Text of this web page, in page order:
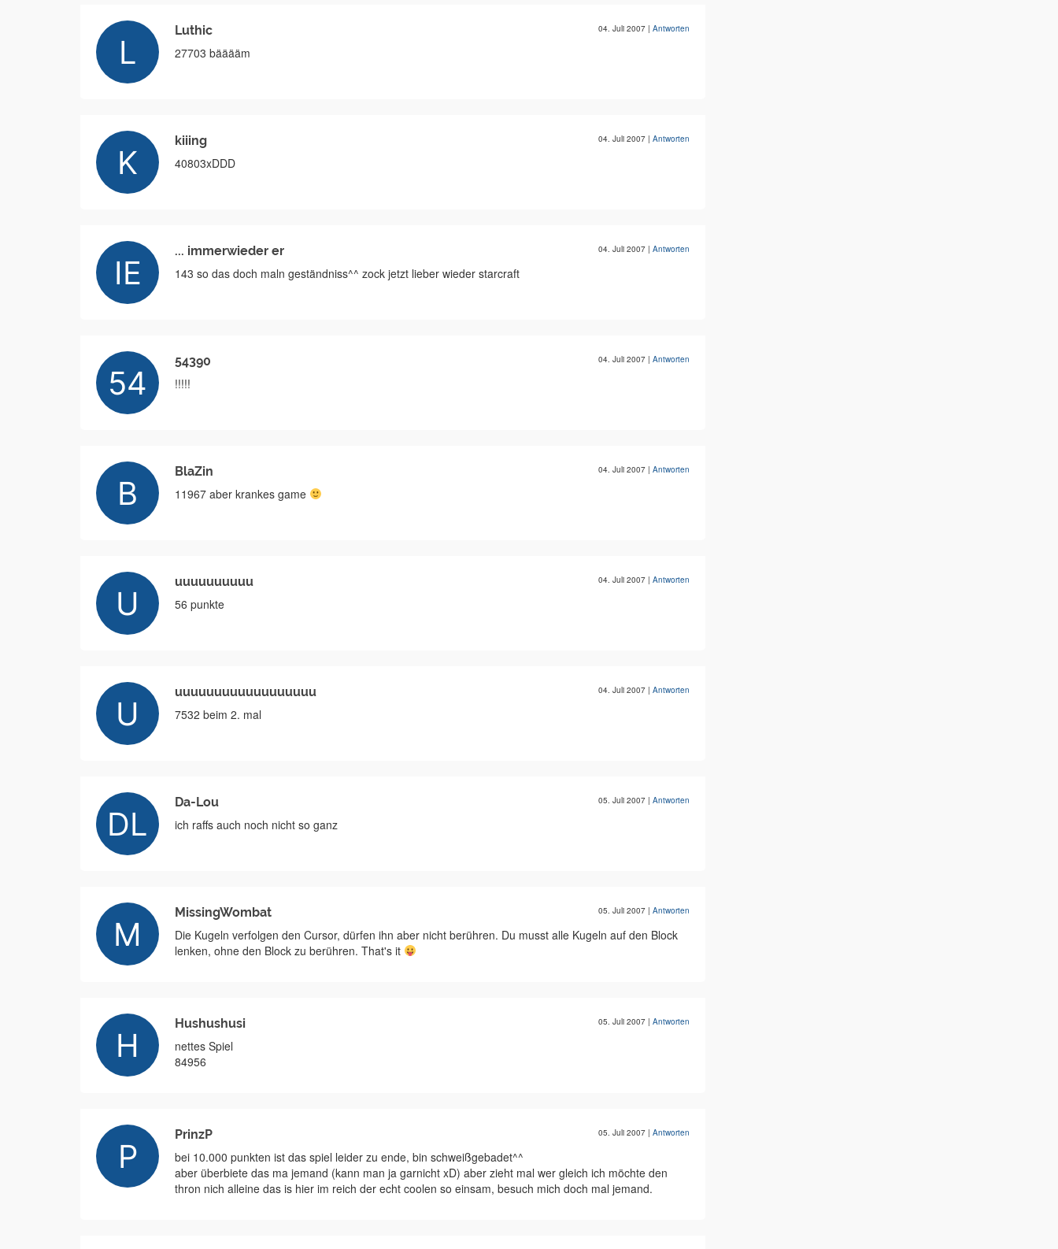
Luthic 04. Juli 2007 | Antworten
27703 bääääm
kiiing 04. Juli 2007 | Antworten
40803xDDD
... immerwieder er 04. Juli 2007 | Antworten
143 so das doch maln geständniss^^ zock jetzt lieber wieder starcraft
54390 04. Juli 2007 | Antworten
!!!!!
BlaZin 04. Juli 2007 | Antworten
11967 aber krankes game
uuuuuuuuuu 04. Juli 2007 | Antworten
56 punkte
uuuuuuuuuuuuuuuuuu 04. Juli 2007 | Antworten
7532 beim 2. mal
Da-Lou 05. Juli 2007 | Antworten
ich raffs auch noch nicht so ganz
MissingWombat 05. Juli 2007 | Antworten
Die Kugeln verfolgen den Cursor, dürfen ihn aber nicht berühren. Du musst alle Kugeln auf den Block
lenken, ohne den Block zu berühren. That's it
Hushushusi 05. Juli 2007 | Antworten
nettes Spiel
84956
PrinzP 05. Juli 2007 | Antworten
bei 10.000 punkten ist das spiel leider zu ende, bin schweißgebadet^^
aber überbiete das ma jemand (kann man ja garnicht xD) aber zieht mal wer gleich ich möchte den
thron nich alleine das is hier im reich der echt coolen so einsam, besuch mich doch mal jemand.